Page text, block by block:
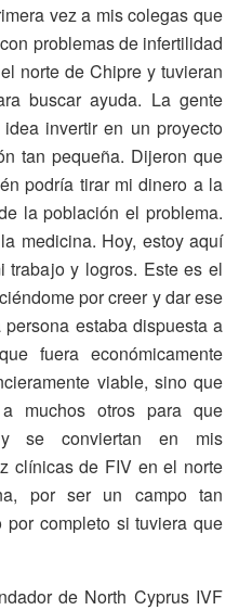
vez a mis colegas que
problemas de infertilidad
norte de Chipre y tuvieran
buscar ayuda. La gente
invertir en un proyecto
tan pequeña. Dijeron que
podría tirar mi dinero a la
la población el problema.
medicina. Hoy, estoy aquí
trabajo y logros. Este es el
por creer y dar ese
estaba dispuesta a
fuera económicamente
viable, sino que
muchos otros para que
se conviertan en mis
clínicas de FIV en el norte
por ser un campo tan
por completo si tuviera que
de North Cyprus IVF